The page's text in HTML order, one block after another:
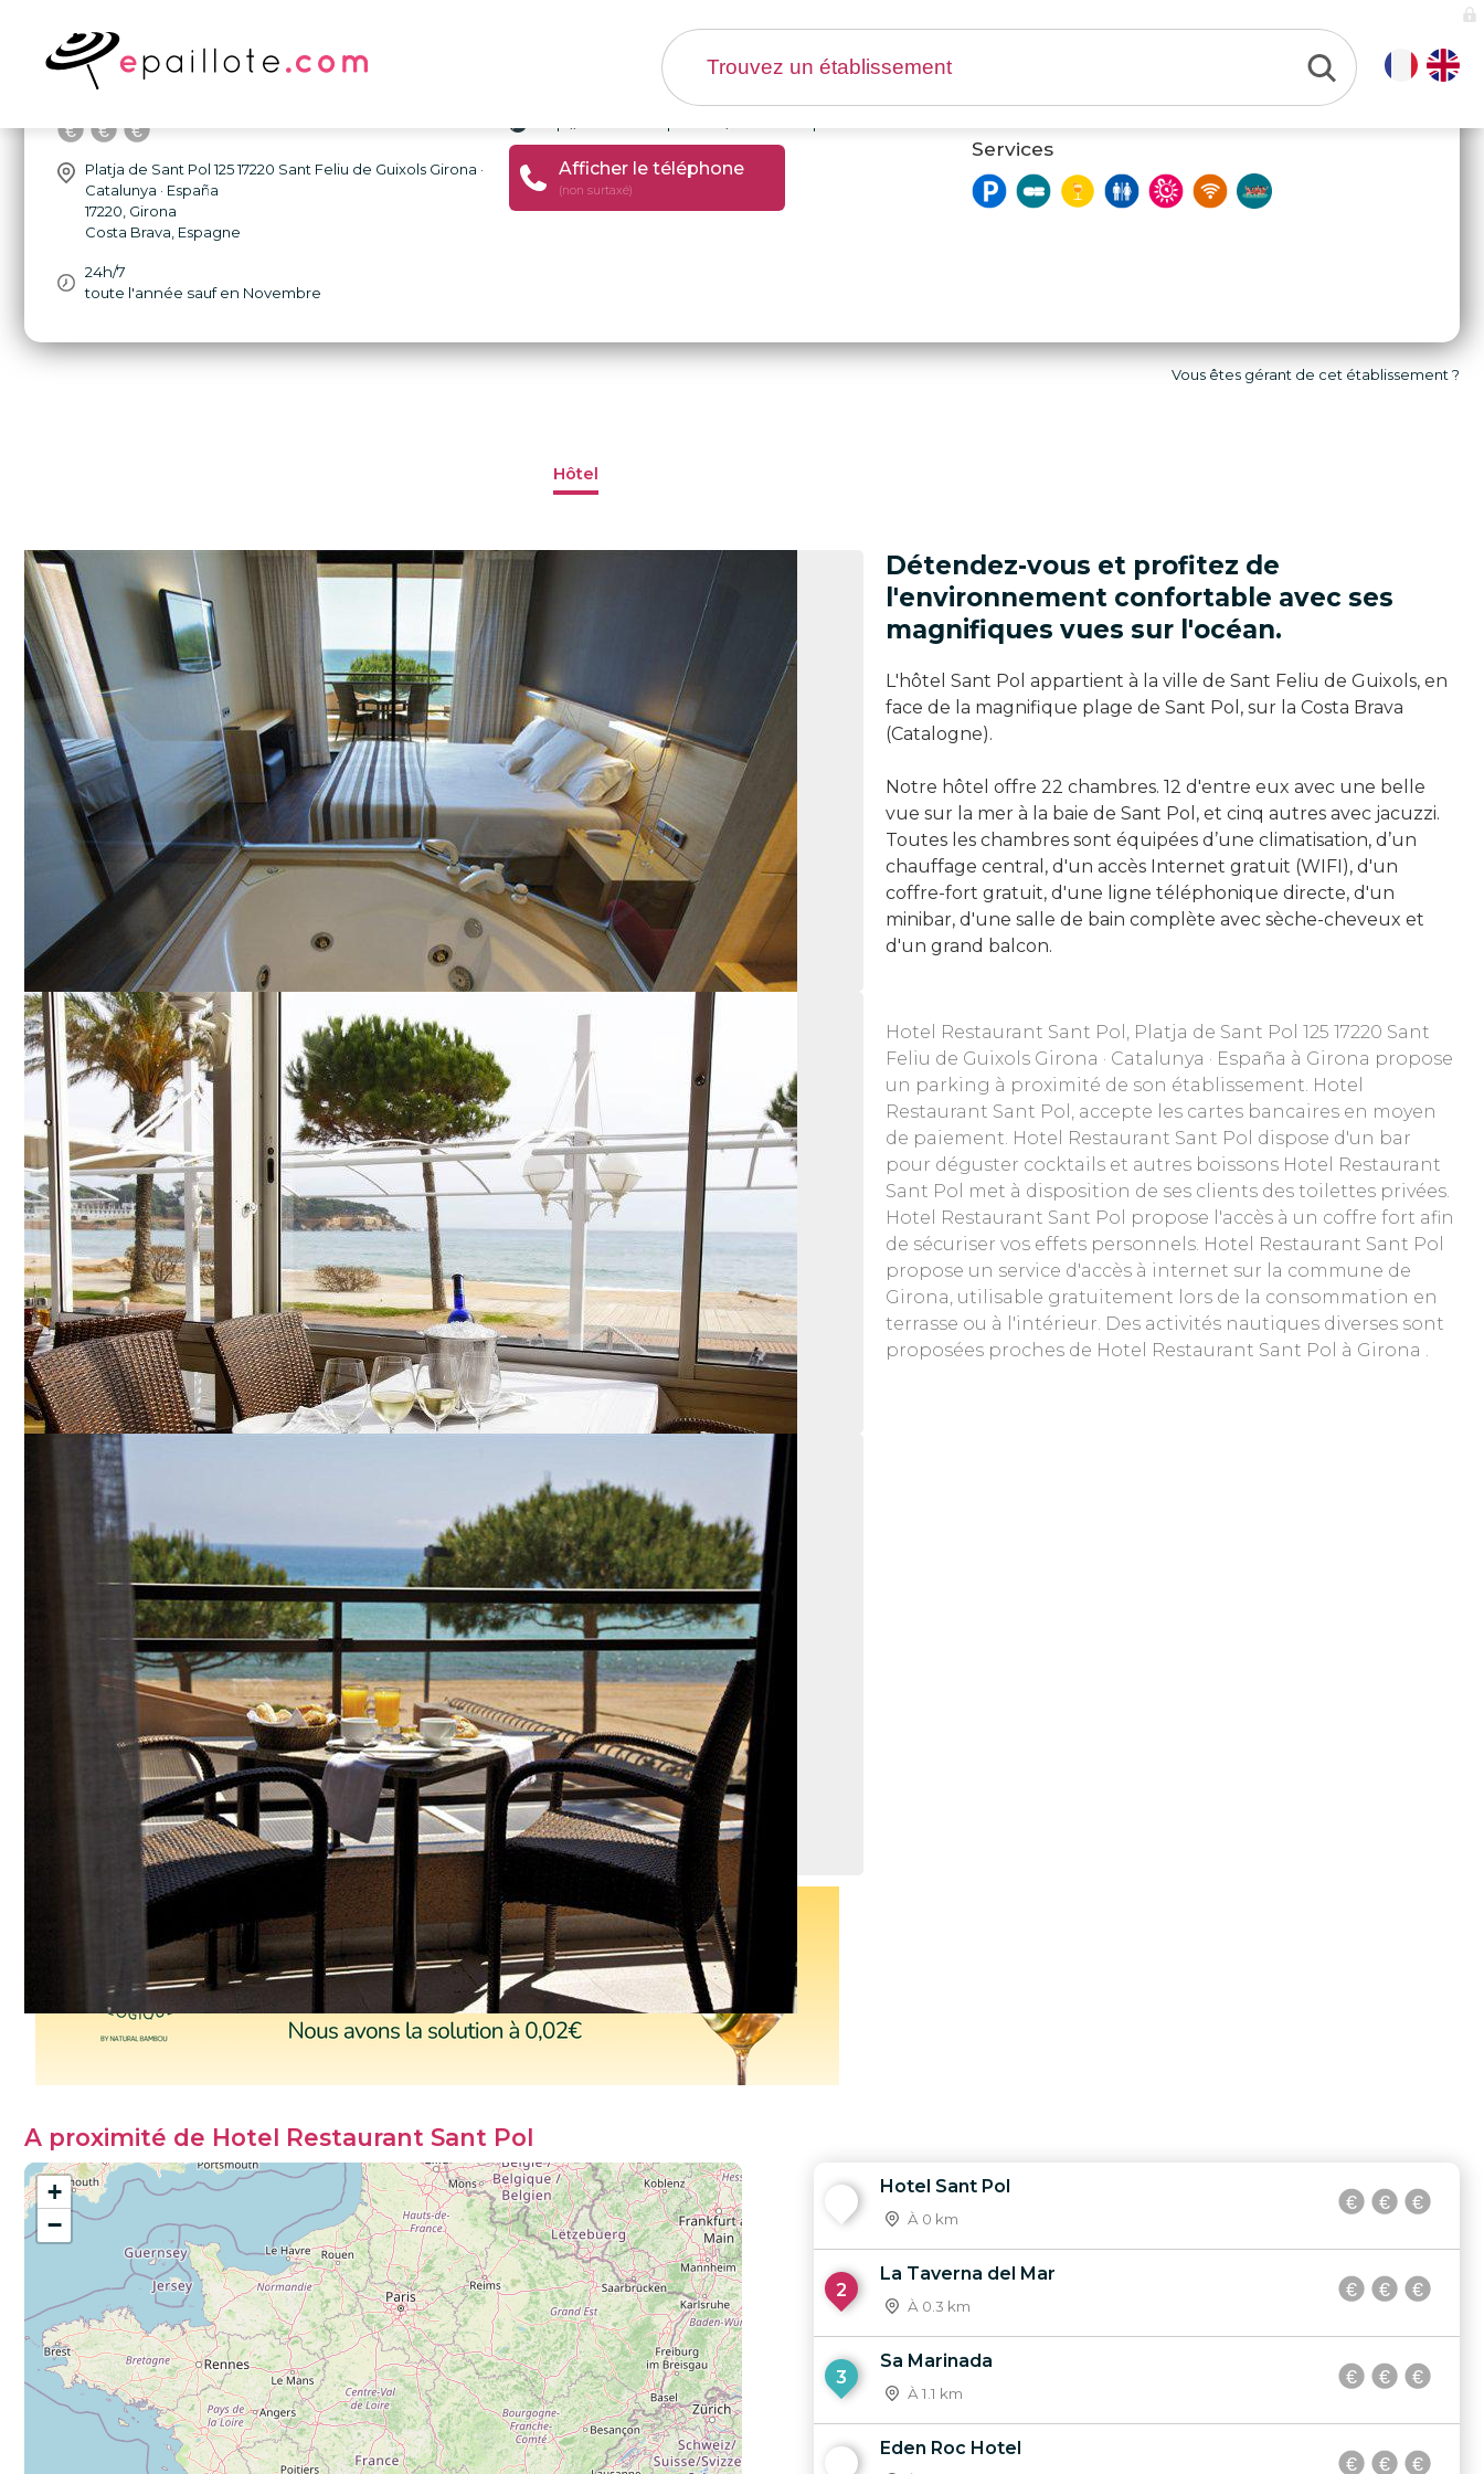
Hotel Restaurant Sant Pol - Hôtel Girona
Platja de Sant Pol 125 17220 Sant Feliu de Guixols Girona ·
Catalunya · España
17220 Girona
Costa Brava Espagne
24h/7
toute l'année sauf en Novembre
Afficher le téléphone
(non surtaxé)
Services
Vous êtes gérant de cet établissement ?
Hôtel
Détendez-vous et profitez de
l'environnement confortable avec ses
magnifiques vues sur l'océan.
L'hôtel Sant Pol appartient à la ville de Sant Feliu de Guixols, en
face de la magnifique plage de Sant Pol, sur la Costa Brava
(Catalogne).
Notre hôtel offre 22 chambres. 12 d'entre eux avec une belle
vue sur la mer à la baie de Sant Pol, et cinq autres avec jacuzzi.
Toutes les chambres sont équipées d’une climatisation, d’un
chauffage central, d'un accès Internet gratuit (WIFI), d'un
coffre-fort gratuit, d'une ligne téléphonique directe, d'un
minibar, d'une salle de bain complète avec sèche-cheveux et
d'un grand balcon.
Hotel Restaurant Sant Pol, Platja de Sant Pol 125 17220 Sant
Feliu de Guixols Girona · Catalunya · España à Girona propose
un parking à proximité de son établissement. Hotel
Restaurant Sant Pol, accepte les cartes bancaires en moyen
de paiement. Hotel Restaurant Sant Pol dispose d'un bar
pour déguster cocktails et autres boissons Hotel Restaurant
Sant Pol met à disposition de ses clients des toilettes privées.
Hotel Restaurant Sant Pol propose l'accès à un coffre fort afin
de sécuriser vos effets personnels. Hotel Restaurant Sant Pol
propose un service d'accès à internet sur la commune de
Girona, utilisable gratuitement lors de la consommation en
terrasse ou à l'intérieur. Des activités nautiques diverses sont
proposées proches de Hotel Restaurant Sant Pol à Girona .
A proximité de Hotel Restaurant Sant Pol
+
−
Hotel Sant Pol
À 0 km
2
La Taverna del Mar
À 0.3 km
3
Sa Marinada
À 1.1 km
Eden Roc Hotel